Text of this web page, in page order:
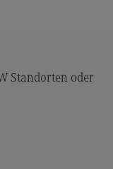
Standorten oder